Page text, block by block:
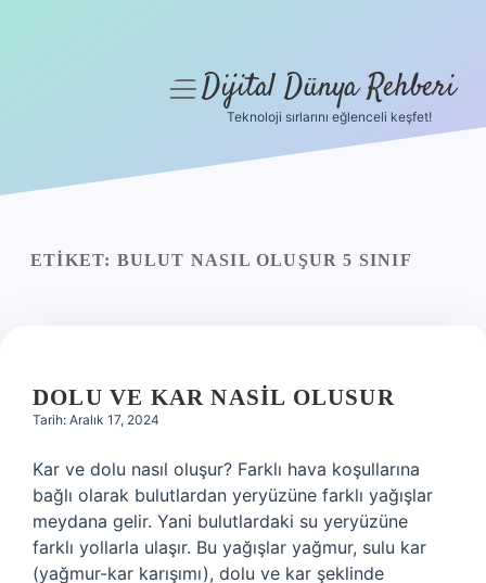
Yasal Uyarı
menüyüDijital Dünya Rehberi
Teknoloji sırlarını eğlenceli keşfet!
ETIKET: BULUT NASIL OLUŞUR 5 SINIF
DOLU VE KAR NASIL OLUSUR
Tarih: Aralık 17, 2024
Kar ve dolu nasıl oluşur? Farklı hava koşullarına
bağlı olarak bulutlardan yeryüzüne farklı yağışlar
meydana gelir. Yani bulutlardaki su yeryüzüne
farklı yollarla ulaşır. Bu yağışlar yağmur, sulu kar
(yağmur-kar karışımı), dolu ve kar şeklinde